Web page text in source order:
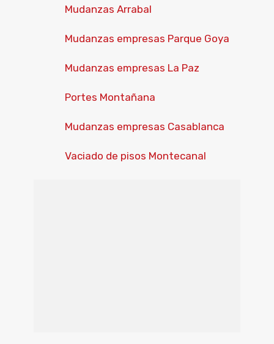
Mudanzas Arrabal
Mudanzas empresas Parque Goya
Mudanzas empresas La Paz
Portes Montañana
Mudanzas empresas Casablanca
Vaciado de pisos Montecanal